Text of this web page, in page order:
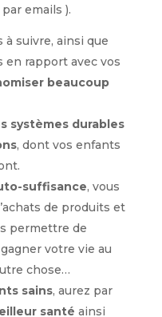
emails ).
à suivre, ainsi que
rapport avec vos
beaucoup
systèmes durables
, dont vos enfants
suffisance, vous
de produits et
permettre de
votre vie au
chose…
sains, aurez par
santé ainsi